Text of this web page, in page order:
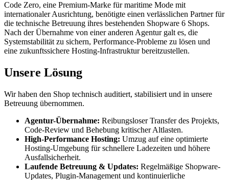
Code Zero, eine Premium-Marke für maritime Mode mit
internationaler Ausrichtung, benötigte einen verlässlichen Partner für
die technische Betreuung ihres bestehenden Shopware 6 Shops.
Nach der Übernahme von einer anderen Agentur galt es, die
Systemstabilität zu sichern, Performance-Probleme zu lösen und
eine zukunftssichere Hosting-Infrastruktur bereitzustellen.
Unsere Lösung
Wir haben den Shop technisch auditiert, stabilisiert und in unsere
Betreuung übernommen.
Agentur-Übernahme: Reibungsloser Transfer des Projekts,
Code-Review und Behebung kritischer Altlasten.
High-Performance Hosting: Umzug auf eine optimierte
Hosting-Umgebung für schnellere Ladezeiten und höhere
Ausfallsicherheit.
Laufende Betreuung & Updates: Regelmäßige Shopware-
Updates, Plugin-Management und kontinuierliche